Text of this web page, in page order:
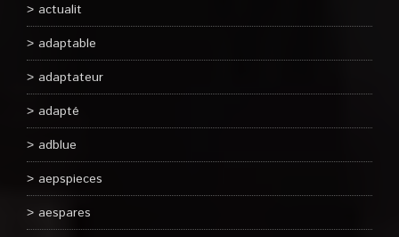
actualit
adaptable
adaptateur
adapté
adblue
aepspieces
aespares